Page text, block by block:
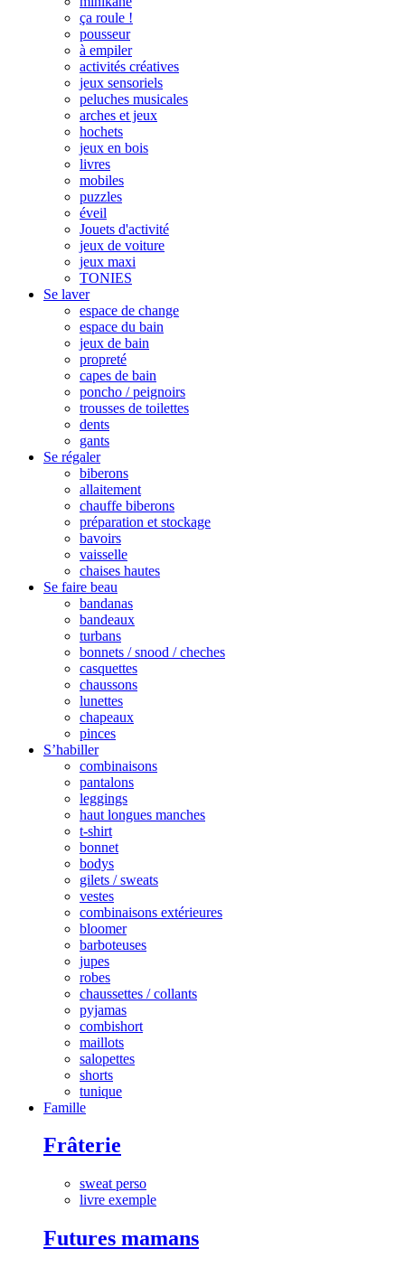
ça roule !
pousseur
à empiler
activités créatives
jeux sensoriels
peluches musicales
arches et jeux
hochets
jeux en bois
livres
mobiles
puzzles
éveil
Jouets d'activité
jeux de voiture
jeux maxi
TONIES
Se laver
espace de change
espace du bain
jeux de bain
propreté
capes de bain
poncho / peignoirs
trousses de toilettes
dents
gants
Se régaler
biberons
allaitement
chauffe biberons
préparation et stockage
bavoirs
vaisselle
chaises hautes
Se faire beau
bandanas
bandeaux
turbans
bonnets / snood / cheches
casquettes
chaussons
lunettes
chapeaux
pinces
S’habiller
combinaisons
pantalons
leggings
haut longues manches
t-shirt
bonnet
bodys
gilets / sweats
vestes
combinaisons extérieures
bloomer
barboteuses
jupes
robes
chaussettes / collants
pyjamas
combishort
maillots
salopettes
shorts
tunique
Famille
Frâterie
sweat perso
livre exemple
Futures mamans